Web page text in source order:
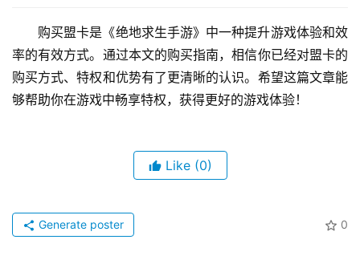
购买盟卡是《绝地求生手游》中一种提升游戏体验和效
率的有效方式。通过本文的购买指南，相信你已经对盟卡的
购买方式、特权和优势有了更清晰的认识。希望这篇文章能
够帮助你在游戏中畅享特权，获得更好的游戏体验！
Like (0)
0
Generate poster